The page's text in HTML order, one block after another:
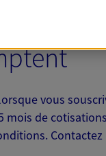
vous
mois de